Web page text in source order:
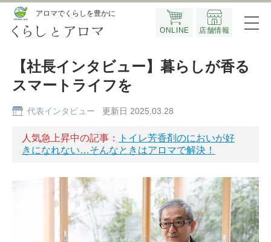
アロマでくらしを豊かに
ONLINE 店舗情報
【社長インタビュー】暮らしが香る
スマートライフを
代表インタビュー 更新日 2025.03.28
人気急上昇中の記事：
トイレ芳香剤のにおいが好
きになれない…そんなときはアロマで解決！